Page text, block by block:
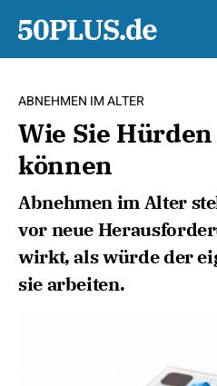
ABNEHMEN IM ALTER
Wie Sie
können
Abnehmen im Alter
vor neue
wirkt, als würde der
sie arbeiten.